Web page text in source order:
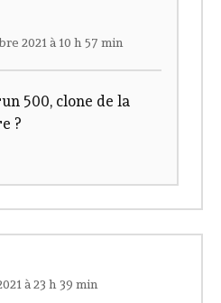
2021 à 10 h 57 min
500, clone de la
?
à 23 h 39 min